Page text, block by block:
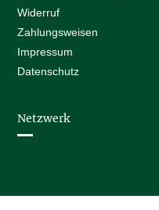
Widerruf
Zahlungsweisen
Impressum
Datenschutz
Netzwerk